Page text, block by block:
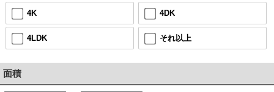
4K 4DK
4LDK それ以上
面積